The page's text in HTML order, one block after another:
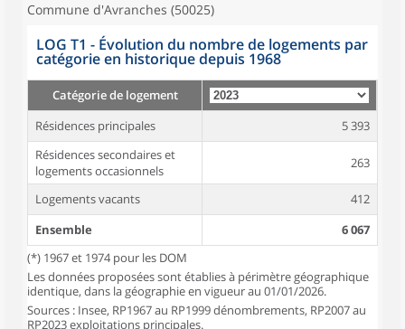
Commune d'Avranches (50025)
LOG T1 - Évolution du nombre de logements par
catégorie en historique depuis 1968
Catégorie de logement
Résidences principales
5 393
Résidences secondaires et
logements occasionnels
263
Logements vacants
412
Ensemble
6 067
(*) 1967 et 1974 pour les DOM
Les données proposées sont établies à périmètre géographique
identique, dans la géographie en vigueur au 01/01/2026.
Sources : Insee, RP1967 au RP1999 dénombrements, RP2007 au
RP2023 exploitations principales.